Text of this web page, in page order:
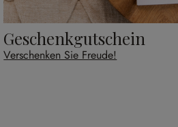
Geschenkgutschein
Verschenken Sie Freude!